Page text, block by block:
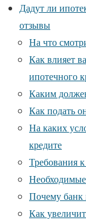
Дадут ли
отзывы
На что
Как влияет
ипотечного
Каким
Как подать
На каких
кредите
Требования
Почему банк
Как